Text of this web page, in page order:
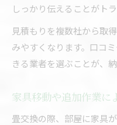
しっかり伝えることがト
見積もりを複数社から取
みやすくなります。口コ
きる業者を選ぶことが、
家具移動や追加作業に
畳交換の際、部屋に家具